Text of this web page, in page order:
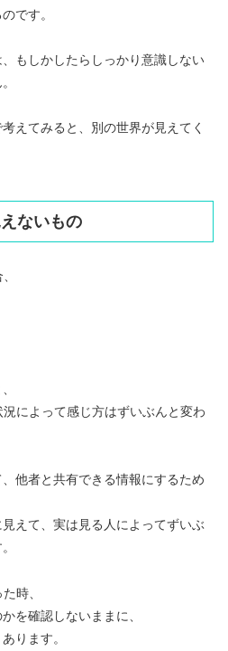
です。
もしかしたらしっかり意識しない
えてみると、別の世界が見えてく
ないもの
によって感じ方はずいぶんと変わ
他者と共有できる情報にするため
えて、実は見る人によってずいぶ
時、
を確認しないままに、
ります。